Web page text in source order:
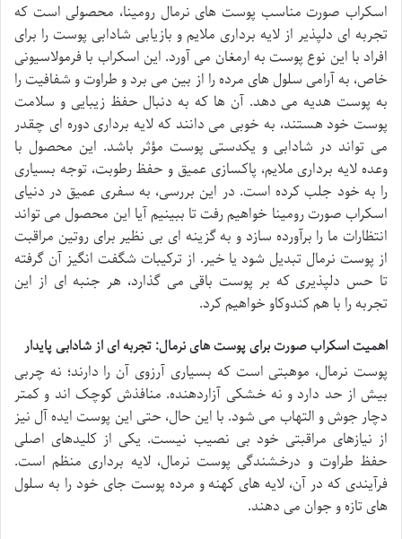
اسکراب صورت مناسب پوست های نرمال رومینا، محصولی است که
تجربه ای دلپذیر از لایه برداری ملایم و بازیابی شادابی پوست را برای
افراد با این نوع پوست به ارمغان می آورد. این اسکراب با فرمولاسیونی
خاص، به آرامی سلول های مرده را از بین می برد و طراوت و شفافیت را
به پوست هدیه می دهد. آن ها که به دنبال حفظ زیبایی و سلامت
پوست خود هستند، به خوبی می دانند که لایه برداری دوره ای چقدر
می تواند در شادابی و یکدستی پوست مؤثر باشد. این محصول با
وعده لایه برداری ملایم، پاکسازی عمیق و حفظ رطوبت، توجه بسیاری
را به خود جلب کرده است. در این بررسی، به سفری عمیق در دنیای
اسکراب صورت رومینا خواهیم رفت تا ببینیم آیا این محصول می تواند
انتظارات ما را برآورده سازد و به گزینه ای بی نظیر برای روتین مراقبت
از پوست نرمال تبدیل شود یا خیر. از ترکیبات شگفت انگیز آن گرفته
تا حس دلپذیری که بر پوست باقی می گذارد، هر جنبه ای از این
تجربه را با هم کندوکاو خواهیم کرد.
اهمیت اسکراب صورت برای پوست های نرمال: تجربه ای از شادابی پایدار
پوست نرمال، موهبتی است که بسیاری آرزوی آن را دارند؛ نه چربی
بیش از حد دارد و نه خشکی آزاردهنده. منافذش کوچک اند و کمتر
دچار جوش و التهاب می شود. با این حال، حتی این پوست ایده آل نیز
از نیازهای مراقبتی خود بی نصیب نیست. یکی از کلیدهای اصلی
حفظ طراوت و درخشندگی پوست نرمال، لایه برداری منظم است.
فرآیندی که در آن، لایه های کهنه و مرده پوست جای خود را به سلول
های تازه و جوان می دهند.